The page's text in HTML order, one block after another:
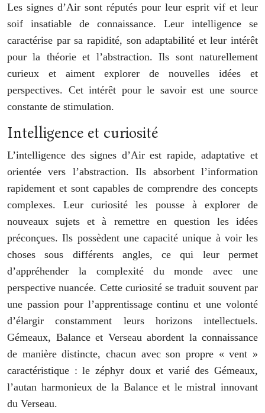
Les signes d’Air sont réputés pour leur esprit vif et leur
soif insatiable de connaissance. Leur intelligence se
caractérise par sa rapidité, son adaptabilité et leur intérêt
pour la théorie et l’abstraction. Ils sont naturellement
curieux et aiment explorer de nouvelles idées et
perspectives. Cet intérêt pour le savoir est une source
constante de stimulation.
Intelligence et curiosité
L’intelligence des signes d’Air est rapide, adaptative et
orientée vers l’abstraction. Ils absorbent l’information
rapidement et sont capables de comprendre des concepts
complexes. Leur curiosité les pousse à explorer de
nouveaux sujets et à remettre en question les idées
préconçues. Ils possèdent une capacité unique à voir les
choses sous différents angles, ce qui leur permet
d’appréhender la complexité du monde avec une
perspective nuancée. Cette curiosité se traduit souvent par
une passion pour l’apprentissage continu et une volonté
d’élargir constamment leurs horizons intellectuels.
Gémeaux, Balance et Verseau abordent la connaissance
de manière distincte, chacun avec son propre « vent »
caractéristique : le zéphyr doux et varié des Gémeaux,
l’autan harmonieux de la Balance et le mistral innovant
du Verseau.